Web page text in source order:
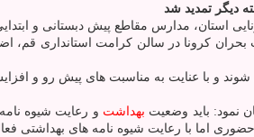
دیگر تمدید شد
استان، مدارس مقاطع پیش دبستانی و
کرونا در سالن کرامت استانداری قم،
نمود: باید وضعیت بهداشت و رعایت شیوه
اما با رعایت شیوه نامه های بهداشتی